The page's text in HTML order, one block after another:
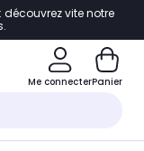
vite notre
Me connecterPanier